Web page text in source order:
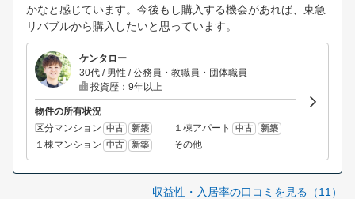
かなと感じています。今後もし購入する機会があれば、東急
リバブルから購入したいと思っています。
ケンタロー
30代 / 男性 / 公務員・教職員・団体職員
投資歴：9年以上
物件の所有状況
区分マンション 中古 新築 １棟アパート 中古 新築
１棟マンション 中古 新築 その他
収益性・入居率の口コミを見る（11）